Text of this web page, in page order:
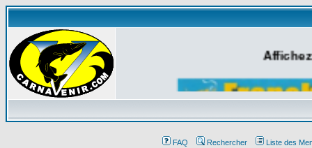
FAQ Rechercher
Liste des